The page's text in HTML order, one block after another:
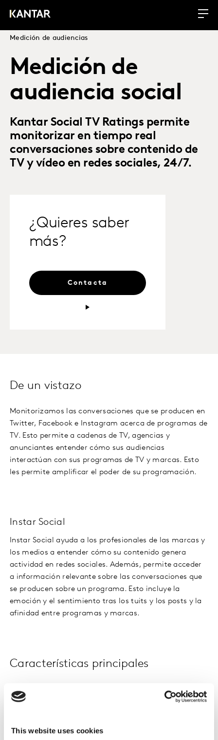
This website uses cookies
Medición de audiencias
Medición de
audiencia social
Kantar Social TV Ratings permite
monitorizar en tiempo real
conversaciones sobre contenido de
TV y vídeo en redes sociales, 24/7.
¿Quieres saber
más?
Contacta
De un vistazo
Monitorizamos las conversaciones que se producen en
Twitter, Facebook e Instagram acerca de programas de
TV. Esto permite a cadenas de TV, agencias y
anunciantes entender cómo sus audiencias
interactúan con sus programas de TV y marcas. Esto
les permite amplificar el poder de su programación.
Instar Social
Instar Social ayuda a los profesionales de las marcas y
los medios a entender cómo su contenido genera
actividad en redes sociales. Además, permite acceder
a información relevante sobre las conversaciones que
se producen sobre un programa. Esto incluye la
emoción y el sentimiento tras los tuits y los posts y la
afinidad entre programas y marcas.
Características principales
Descubre la conexión entre la TV y las redes
sociales
que interactúan con tu contenido en redes sociales.